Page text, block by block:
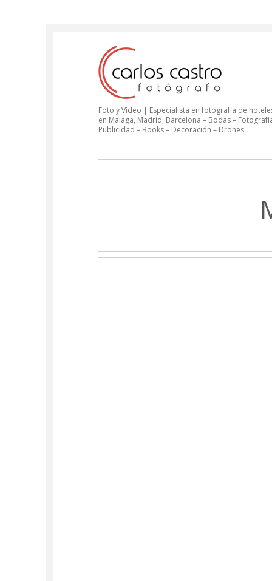
Foto y Vídeo | Especialista en fotografía de
en Malaga, Madrid, Barcelona – Bodas –
Publicidad – Books – Decoración – Drones